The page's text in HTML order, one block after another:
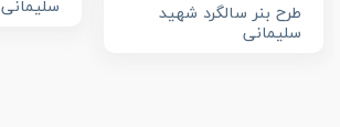
طرح بنر سالگرد شهید
سلیمانی
سلیمانی